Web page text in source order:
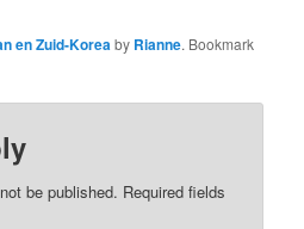
en Zuid-Koreaby Rianne. Bookmark
be published. Required fields